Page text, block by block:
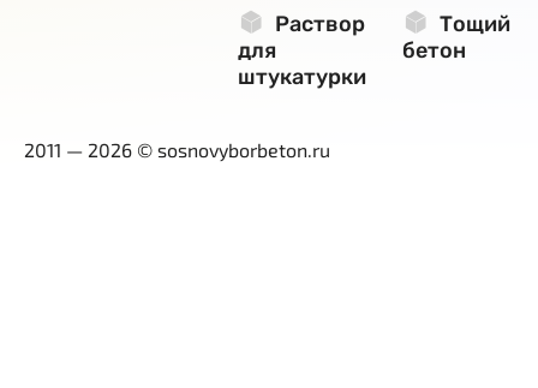
Раствор
для
штукатурки
Тощий
бетон
2011 — 2026 © sosnovyborbeton.ru